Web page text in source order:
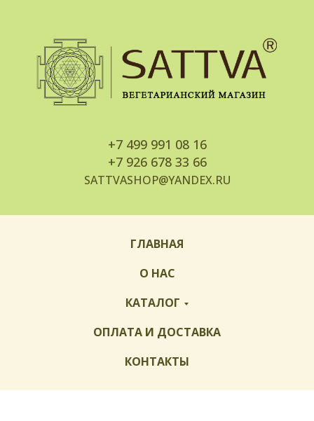
+7 499 991 08 16
+7 926 678 33 66
SATTVASHOP@YANDEX.RU
ГЛАВНАЯ
О НАС
КАТАЛОГ
ОПЛАТА И ДОСТАВКА
КОНТАКТЫ